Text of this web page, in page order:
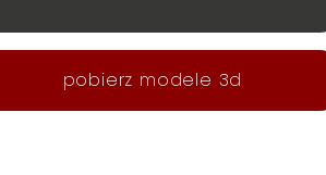
pobierz modele 3d